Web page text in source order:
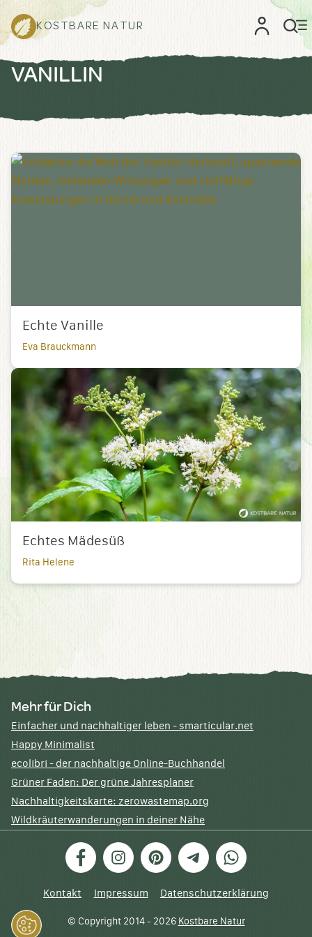
KOSTBARE NATUR
VANILLIN
Echte Vanille
Eva Brauckmann
Echtes Mädesüß
Rita Helene
Mehr für Dich
Einfacher und nachhaltiger leben - smarticular.net
Happy Minimalist
ecolibri - der nachhaltige Online-Buchhandel
Grüner Faden: Der grüne Jahresplaner
Nachhaltigkeitskarte: zerowastemap.org
Wildkräuterwanderungen in deiner Nähe
FacebookInstagramPinterestTelegramWhatsApp
Kontakt Impressum Datenschutzerklärung
© Copyright 2014 - 2026 Kostbare Natur